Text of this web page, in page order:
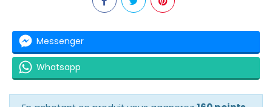
Messenger
Whatsapp